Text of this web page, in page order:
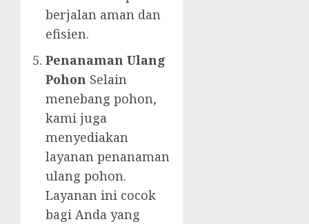
berjalan aman dan
efisien.
Penanaman Ulang
Pohon Selain
menebang pohon,
kami juga
menyediakan
layanan penanaman
ulang pohon.
Layanan ini cocok
bagi Anda yang